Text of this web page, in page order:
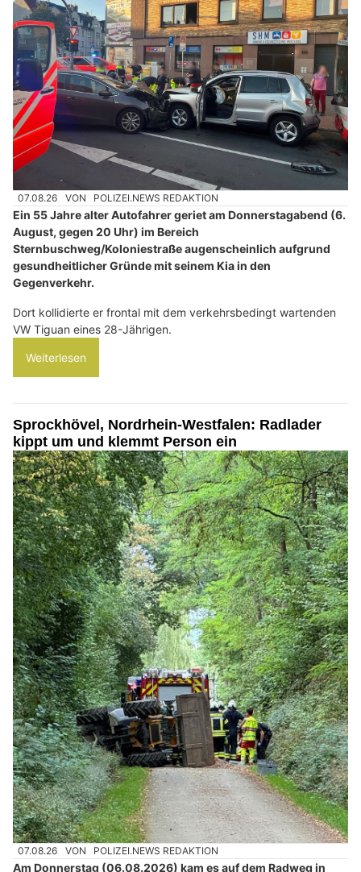
07.08.26 VON POLIZEI.NEWS REDAKTION
Ein 55 Jahre alter Autofahrer geriet am Donnerstagabend (6.
August, gegen 20 Uhr) im Bereich
Sternbuschweg/Koloniestraße augenscheinlich aufgrund
gesundheitlicher Gründe mit seinem Kia in den
Gegenverkehr.
Dort kollidierte er frontal mit dem verkehrsbedingt wartenden
VW Tiguan eines 28-Jährigen.
Weiterlesen
Sprockhövel, Nordrhein-Westfalen: Radlader
kippt um und klemmt Person ein
07.08.26 VON POLIZEI.NEWS REDAKTION
Am Donnerstag (06.08.2026) kam es auf dem Radweg in